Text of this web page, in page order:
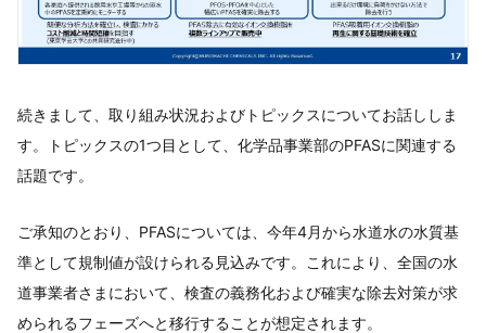
続きまして、取り組み状況およびトピックスについてお話ししま
す。トピックスの1つ目として、化学品事業部のPFASに関連する
話題です。
ご承知のとおり、PFASについては、今年4月から水道水の水質基
準として規制値が設けられる見込みです。これにより、全国の水
道事業者さまにおいて、検査の義務化および確実な除去対策が求
められるフェーズへと移行することが想定されます。